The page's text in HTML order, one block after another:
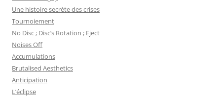
Une histoire secrète des crises
Tournoiement
No Disc ; Disc’s Rotation ; Eject
Noises Off
Accumulations
Brutalised Aesthetics
Anticipation
L’éclipse